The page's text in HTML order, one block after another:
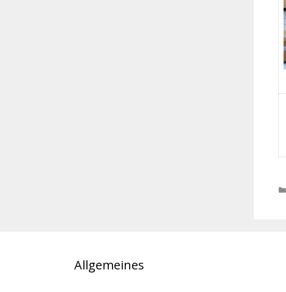
Allgemeines